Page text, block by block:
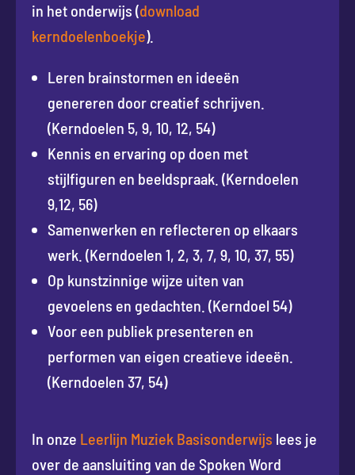
in het onderwijs (download
kerndoelenboekje).
Leren brainstormen en ideeën
genereren door creatief schrijven.
(Kerndoelen 5, 9, 10, 12, 54)
Kennis en ervaring op doen met
stijlfiguren en beeldspraak. (Kerndoelen
9,12, 56)
Samenwerken en reflecteren op elkaars
werk. (Kerndoelen 1, 2, 3, 7, 9, 10, 37, 55)
Op kunstzinnige wijze uiten van
gevoelens en gedachten. (Kerndoel 54)
Voor een publiek presenteren en
performen van eigen creatieve ideeën.
(Kerndoelen 37, 54)
In onze Leerlijn Muziek Basisonderwijs lees je
over de aansluiting van de Spoken Word